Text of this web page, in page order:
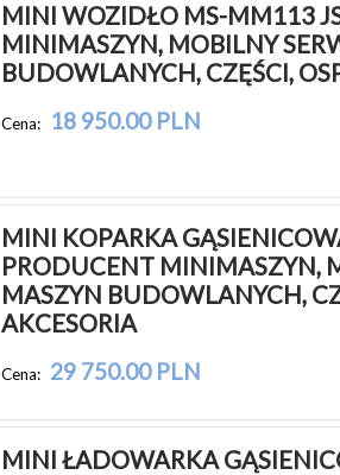
MINI WOZIDŁO MS-MM113
MINIMASZYN, MOBILNY
BUDOWLANYCH, CZĘŚCI,
Cena: 18 950.00 PLN
MINI KOPARKA
PRODUCENT MINIMASZYN,
MASZYN BUDOWLANYCH,
AKCESORIA
Cena: 29 750.00 PLN
MINI ŁADOWARKA